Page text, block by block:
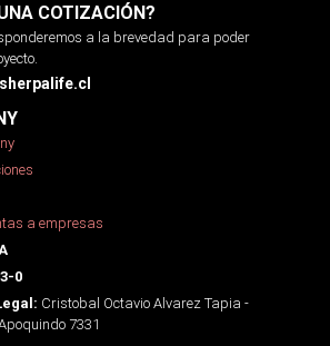
COTIZACIÓN?
a la brevedad para poder
a empresas
0
Cristobal Octavio Alvarez Tapia -
7331